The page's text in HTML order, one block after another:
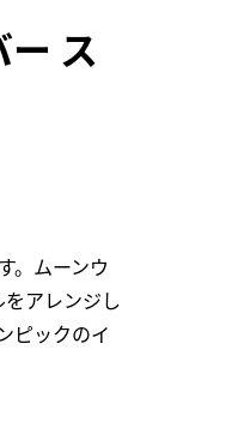
ス
。ムーンウ
アレンジし
ピックのイ